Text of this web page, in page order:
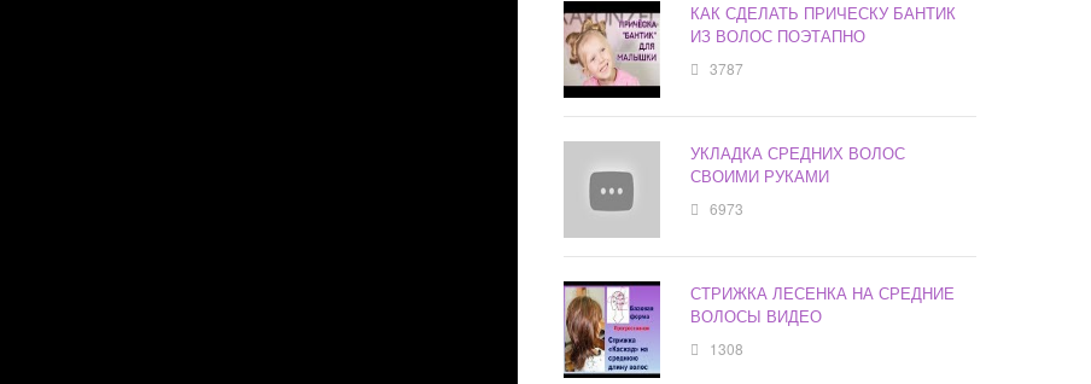
КАК СДЕЛАТЬ ПРИЧЕСКУ БАНТИК
ИЗ ВОЛОС ПОЭТАПНО
3787
УКЛАДКА СРЕДНИХ ВОЛОС
СВОИМИ РУКАМИ
6973
СТРИЖКА ЛЕСЕНКА НА СРЕДНИЕ
ВОЛОСЫ ВИДЕО
1308